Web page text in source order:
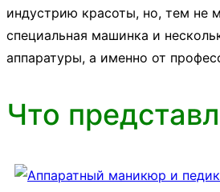
индустрию красоты, но, тем не
специальная машинка и
аппаратуры, а именно от
Что